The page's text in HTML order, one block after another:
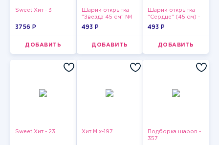
Sweet Хит - 3
3756 P
ДОБАВИТЬ
Шарик-открытка
"Звезда 45 см" №1
493 P
ДОБАВИТЬ
Шарик-открытка
"Сердце" (45 см) -
2
493 P
ДОБАВИТЬ
Sweet Хит - 23 Хит Mix-197
Подборка шаров -
357